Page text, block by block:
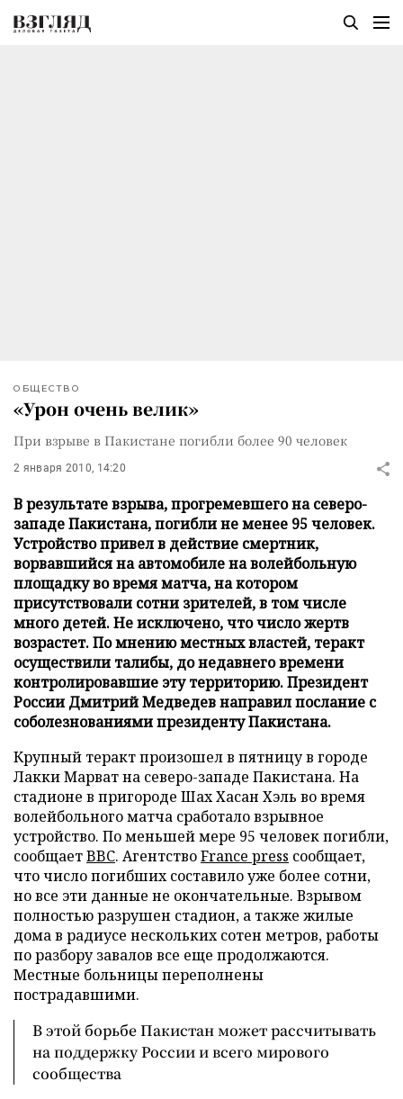
ОБЩЕСТВО
«Урон очень велик»
При взрыве в Пакистане погибли более 90 человек
2 января 2010, 14:20
В результате взрыва, прогремевшего на северо-
западе Пакистана, погибли не менее 95 человек.
Устройство привел в действие смертник,
ворвавшийся на автомобиле на волейбольную
площадку во время матча, на котором
присутствовали сотни зрителей, в том числе
много детей. Не исключено, что число жертв
возрастет. По мнению местных властей, теракт
осуществили талибы, до недавнего времени
контролировавшие эту территорию. Президент
России Дмитрий Медведев направил послание с
соболезнованиями президенту Пакистана.
Крупный теракт произошел в пятницу в городе
Лакки Марват на северо-западе Пакистана. На
стадионе в пригороде Шах Хасан Хэль во время
волейбольного матча сработало взрывное
устройство. По меньшей мере 95 человек погибли,
сообщаетBBC. АгентствоFrance press сообщает,
что число погибших составило уже более сотни,
но все эти данные не окончательные. Взрывом
полностью разрушен стадион, а также жилые
дома в радиусе нескольких сотен метров, работы
по разбору завалов все еще продолжаются.
Местные больницы переполнены
пострадавшими.
В этой борьбе Пакистан может рассчитывать
на поддержку России и всего мирового
сообщества